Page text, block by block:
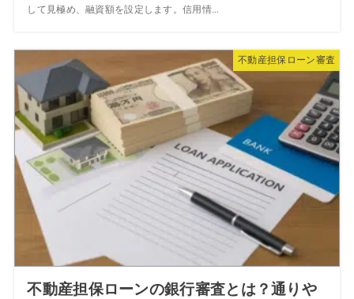
して見極め、融資額を設定します。信用情...
不動産担保ローン審査
不動産担保ローンの銀行審査とは？通りや